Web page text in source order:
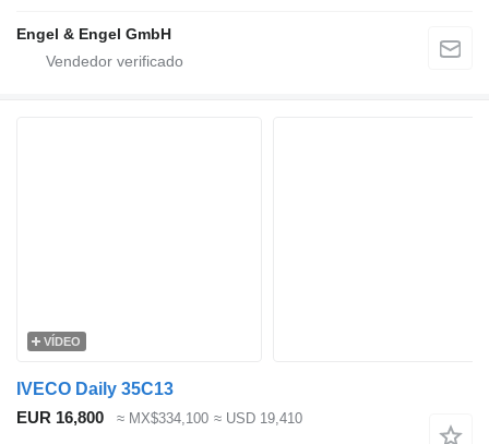
Engel & Engel GmbH
VÍDEO
IVECO Daily 35C13
EUR 16,800
≈ MX$334,100 ≈ USD 19,410